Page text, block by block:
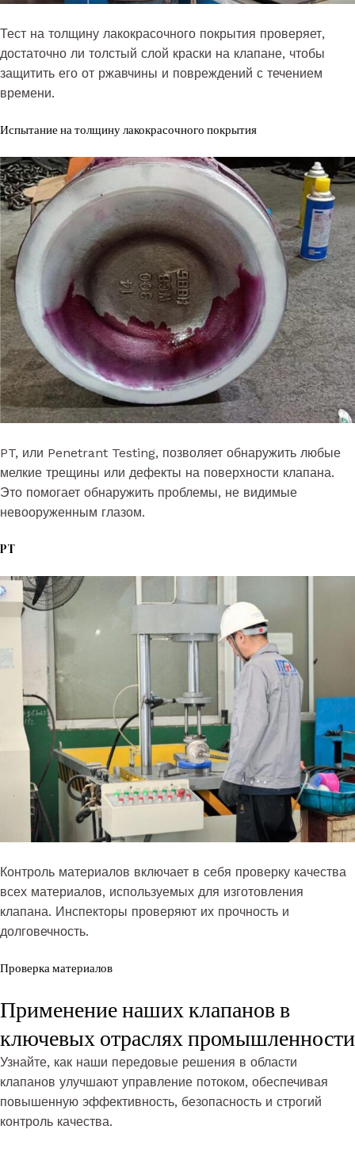
Тест на толщину лакокрасочного покрытия проверяет,
достаточно ли толстый слой краски на клапане, чтобы
защитить его от ржавчины и повреждений с течением
времени.
Испытание на толщину лакокрасочного покрытия
PT, или Penetrant Testing, позволяет обнаружить любые
мелкие трещины или дефекты на поверхности клапана.
Это помогает обнаружить проблемы, не видимые
невооруженным глазом.
PT
Контроль материалов включает в себя проверку качества
всех материалов, используемых для изготовления
клапана. Инспекторы проверяют их прочность и
долговечность.
Проверка материалов
Применение наших клапанов в
ключевых отраслях промышленности
Узнайте, как наши передовые решения в области
клапанов улучшают управление потоком, обеспечивая
повышенную эффективность, безопасность и строгий
контроль качества.